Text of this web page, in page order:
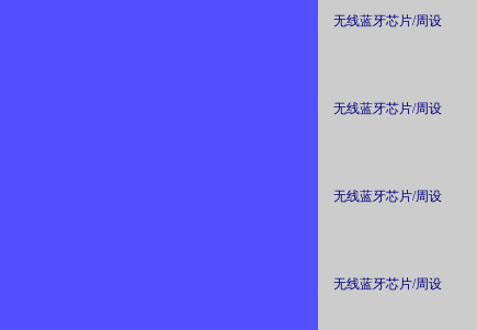
无线蓝牙芯片/周设
无线蓝牙芯片/周设
无线蓝牙芯片/周设
无线蓝牙芯片/周设